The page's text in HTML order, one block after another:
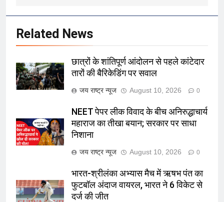
Related News
छात्रों के शांतिपूर्ण आंदोलन से पहले कांटेदार
तारों की बैरिकेडिंग पर सवाल
जय राष्ट्र न्यूज August 10, 2026 0
NEET पेपर लीक विवाद के बीच अनिरुद्धाचार्य
महाराज का तीखा बयान; सरकार पर साधा
निशाना
जय राष्ट्र न्यूज August 10, 2026 0
भारत-श्रीलंका अभ्यास मैच में ऋषभ पंत का
फुटबॉल अंदाज वायरल, भारत ने 6 विकेट से
दर्ज की जीत